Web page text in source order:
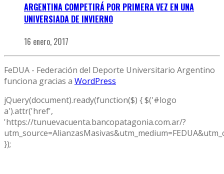
ARGENTINA COMPETIRÁ POR PRIMERA VEZ EN UNA
UNIVERSIADA DE INVIERNO
16 enero, 2017
FeDUA - Federación del Deporte Universitario Argentino
funciona gracias a WordPress
jQuery(document).ready(function($) { $('#logo
a').attr('href',
'https://tunuevacuenta.bancopatagonia.com.ar/?
});